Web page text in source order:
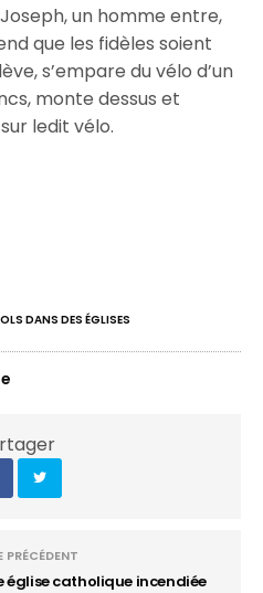
un homme entre,
que les fidèles soient
s’empare du vélo d’un
monte dessus et
ledit vélo.
DANS DES ÉGLISES
PRÉCÉDENT
église catholique incendiée